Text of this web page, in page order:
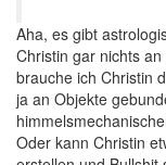
Aha, es gibt
Christin gar nichts
brauche ich Christin
ja an Objekte
Oder kann Christin